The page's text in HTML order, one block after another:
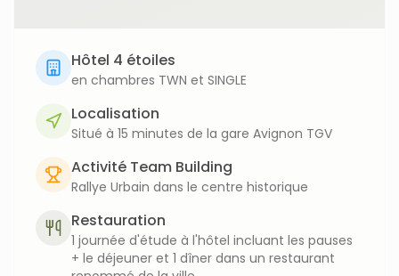
Hôtel 4 étoiles
en chambres TWN et SINGLE
Localisation
Situé à 15 minutes de la gare Avignon TGV
Activité Team Building
Rallye Urbain dans le centre historique
Restauration
1 journée d'étude à l'hôtel incluant les pauses
+ le déjeuner et 1 dîner dans un restaurant